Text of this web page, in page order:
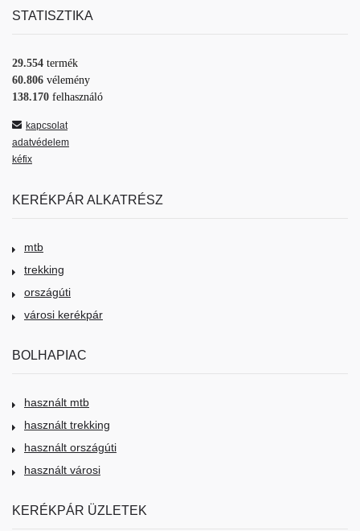
STATISZTIKA
29.554 termék
60.806 vélemény
138.170 felhasználó
kapcsolat
adatvédelem
kéfix
KERÉKPÁR ALKATRÉSZ
mtb
trekking
országúti
városi kerékpár
BOLHAPIAC
használt mtb
használt trekking
használt országúti
használt városi
KERÉKPÁR ÜZLETEK